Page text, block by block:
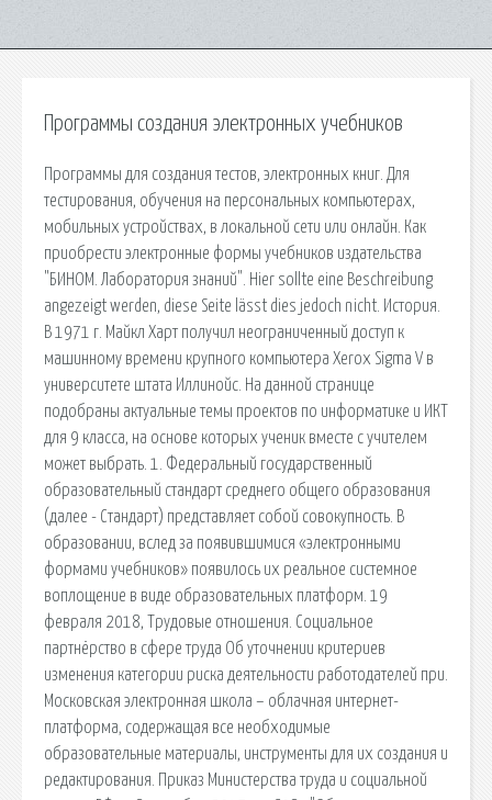
Программы создания электронных учебников
Программы для создания тестов, электронных книг. Для
тестирования, обучения на персональных компьютерах,
мобильных устройствах, в локальной сети или онлайн. Как
приобрести электронные формы учебников издательства
"БИНОМ. Лаборатория знаний". Hier sollte eine Beschreibung
angezeigt werden, diese Seite lässt dies jedoch nicht. История.
В 1971 г. Майкл Харт получил неограниченный доступ к
машинному времени крупного компьютера Xerox Sigma V в
университете штата Иллинойс. На данной странице
подобраны актуальные темы проектов по информатике и ИКТ
для 9 класса, на основе которых ученик вместе с учителем
может выбрать. 1. Федеральный государственный
образовательный стандарт среднего общего образования
(далее - Стандарт) представляет собой совокупность. В
образовании, вслед за появившимися «электронными
формами учебников» появилось их реальное системное
воплощение в виде образовательных платформ. 19
февраля 2018, Трудовые отношения. Социальное
партнёрство в сфере труда Об уточнении критериев
изменения категории риска деятельности работодателей при.
Московская электронная школа – облачная интернет-
платформа, содержащая все необходимые
образовательные материалы, инструменты для их создания и
редактирования. Приказ Министерства труда и социальной